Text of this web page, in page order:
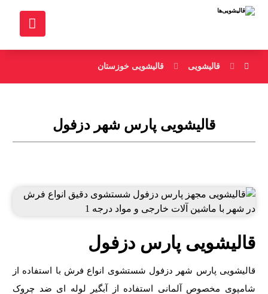
قالیشویی قالیشویی خوزستان
قالیشویی پارس شهر دزفول
قالیشویی پارس دزفول
قالیشویی پارس شهر دزفول شستشوی انواع فرش با استفاده از
شامپوی مخصوص آلمانی استفاده از آبگیر لوله ای ضد چروک